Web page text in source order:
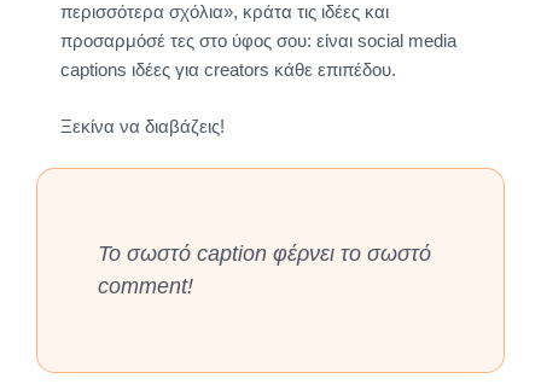
περισσότερα σχόλια», κράτα τις ιδέες και
προσαρμόσέ τες στο ύφος σου: είναι social media
captions ιδέες για creators κάθε επιπέδου.
Ξεκίνα να διαβάζεις!
Το σωστό caption φέρνει το σωστό
comment!